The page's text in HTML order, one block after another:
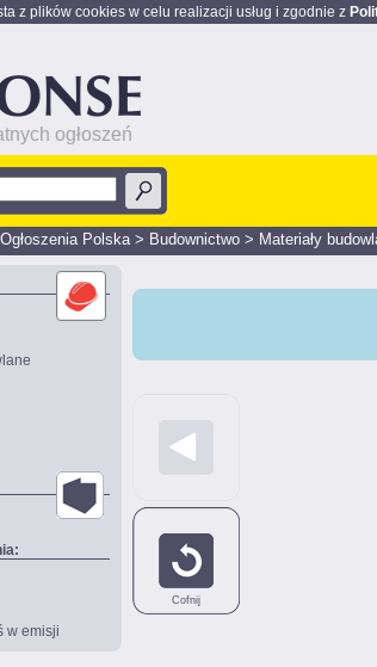
z plików cookies w celu realizacji usług i zgodnie z
ogłoszeń
Ogłoszenia Polska> Budownictwo > Materiały
w emisji
Cofnij